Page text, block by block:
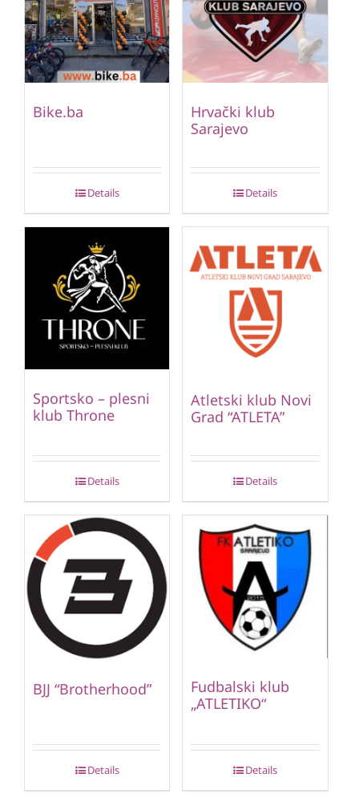
Bike.ba
Details
Hrvački klub
Sarajevo
Details
Sportsko – plesni
klub Throne
Details
Atletski klub Novi
Grad “ATLETA”
Details
BJJ “Brotherhood”
Details
Fudbalski klub
„ATLETIKO“
Details